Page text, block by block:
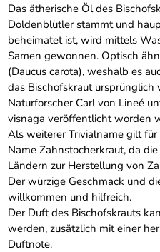
Das ätherische Öl des
Doldenblütler stammt und
beheimatet ist, wird mittels
Samen gewonnen. Optisch
(Daucus carota), weshalb es
das Bischofskraut ursprünglich
Naturforscher Carl von Lineé
visnaga veröffentlicht worden
Als weiterer Trivialname gilt
Name Zahnstocherkraut, da
Ländern zur Herstellung von
Der würzige Geschmack und
willkommen und hilfreich.
Der Duft des Bischofskrauts
werden, zusätzlich mit einer
Duftnote.